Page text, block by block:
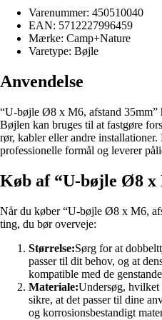
Varenummer: 450510040
EAN: 5712227996459
Mærke: Camp+Nature
Varetype: Bøjle
Anvendelse
“U-bøjle Ø8 x M6, afstand 35mm”
Bøjlen kan bruges til at fastgøre
rør, kabler eller andre
professionelle formål og leverer
Køb af “U-bøjle Ø8 x
Når du køber “U-bøjle Ø8 x M6,
ting, du bør overveje:
Størrelse:Sørg for at
passer til dit behov, og at
kompatible med de
Materiale:Undersøg, hvilket
sikre, at det passer til dine
og korrosionsbestandigt